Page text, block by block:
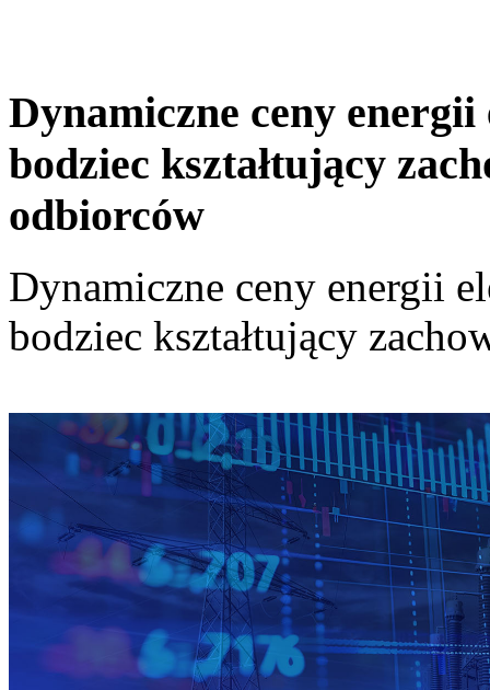
Dynamiczne ceny
bodziec kształtujący
odbiorców
Dynamiczne ceny energii
bodziec kształtujący